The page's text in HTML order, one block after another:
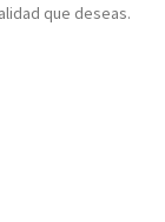
que deseas.